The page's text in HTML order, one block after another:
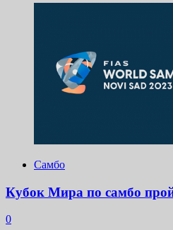
Самбо
Кубок Мира по самбо
0